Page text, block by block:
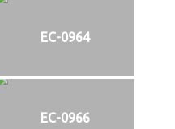
EC-0964
EC-0966